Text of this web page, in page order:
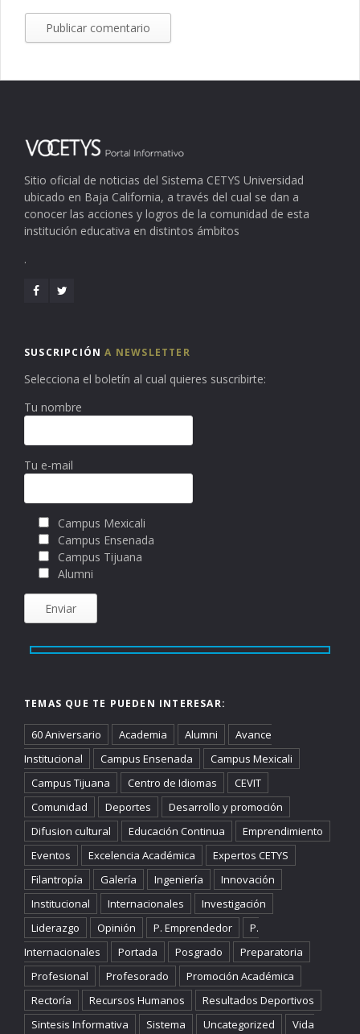
Sitio oficial de noticias del Sistema CETYS Universidad
ubicado en Baja California, a través del cual se dan a
conocer las acciones y logros de la comunidad de esta
institución educativa en distintos ámbitos
.
SUSCRIPCIÓNA NEWSLETTER
Selecciona el boletín al cual quieres suscribirte:
Tu nombre
Tu e-mail
Campus Mexicali
Campus Ensenada
Campus Tijuana
Alumni
TEMAS QUE TE PUEDEN INTERESAR:
60 Aniversario Academia Alumni
Avance
Institucional
Campus Ensenada
Campus Mexicali
Campus Tijuana
Centro de Idiomas
CEVIT
Comunidad
Deportes
Desarrollo y promoción
Difusion cultural
Educación Continua
Emprendimiento
Eventos
Excelencia Académica
Expertos CETYS
Filantropía
Galería Ingeniería
Innovación
Institucional
Internacionales
Investigación
Liderazgo
Opinión P. Emprendedor
P.
Internacionales
Portada Posgrado
Preparatoria
Profesional
Profesorado
Promoción Académica
Rectoría
Recursos Humanos
Resultados Deportivos
Sintesis Informativa
Sistema Uncategorized Vida